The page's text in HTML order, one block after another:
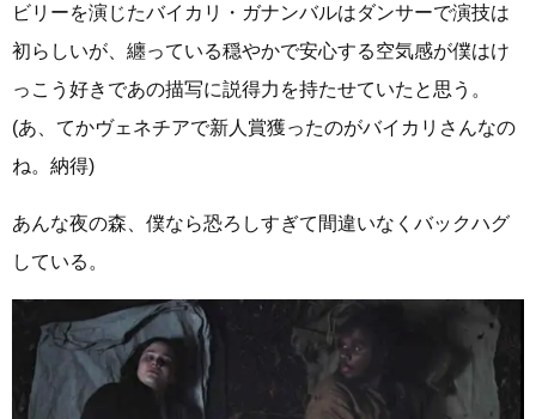
ビリーを演じたバイカリ・ガナンバルはダンサーで演技は
初らしいが、纏っている穏やかで安心する空気感が僕はけ
っこう好きであの描写に説得力を持たせていたと思う。
(あ、てかヴェネチアで新人賞獲ったのがバイカリさんなの
ね。納得)
あんな夜の森、僕なら恐ろしすぎて間違いなくバックハグ
している。